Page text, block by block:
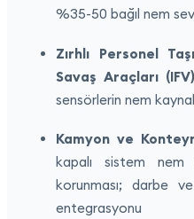
%35-50 bağıl nem
Zırhlı Personel
Savaş Araçları
sensörlerin nem
Kamyon ve
kapalı sistem
korunması; darbe
entegrasyonu